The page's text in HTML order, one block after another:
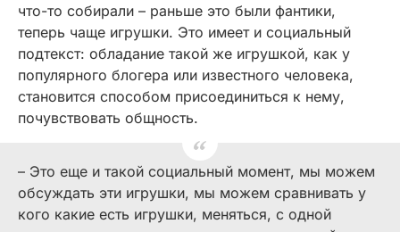
что-то собирали – раньше это были фантики,
теперь чаще игрушки. Это имеет и социальный
подтекст: обладание такой же игрушкой, как у
популярного блогера или известного человека,
становится способом присоединиться к нему,
почувствовать общность.
– Это еще и такой социальный момент, мы можем
обсуждать эти игрушки, мы можем сравнивать у
кого какие есть игрушки, меняться, с одной